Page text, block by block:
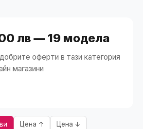
лв — 19 модела
оферти в тази категория
магазини
Цена ↑ Цена ↓